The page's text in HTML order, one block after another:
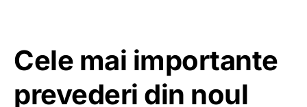
Cele mai importante
prevederi din noul